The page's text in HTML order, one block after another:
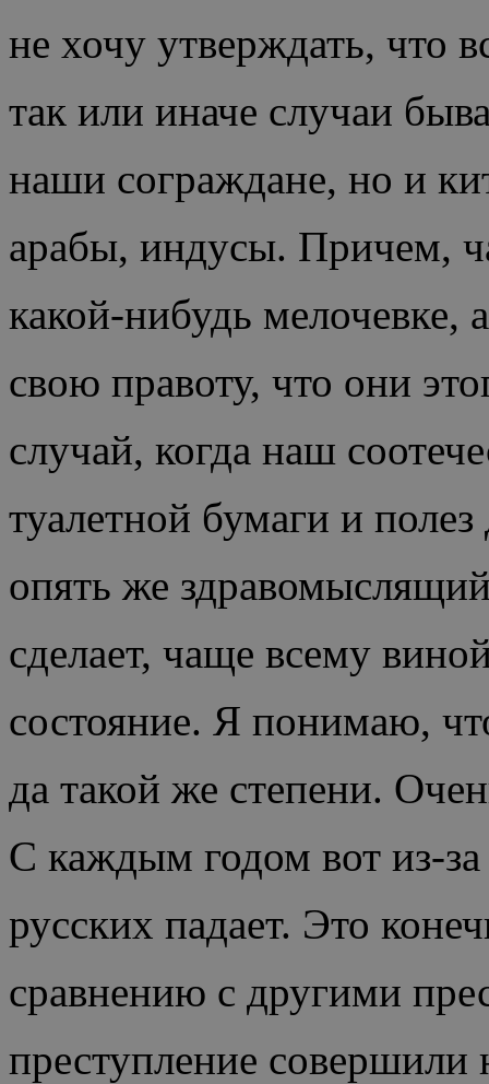
не хочу утверждать, что
так или иначе случаи
наши сограждане, но и
арабы, индусы. Причем,
какой-нибудь мелочевке,
свою правоту, что они
случай, когда наш
туалетной бумаги и
опять же
сделает, чаще всему
состояние. Я понимаю,
да такой же степени.
С каждым годом вот из-за
русских падает. Это
сравнению с другими
преступление совершили